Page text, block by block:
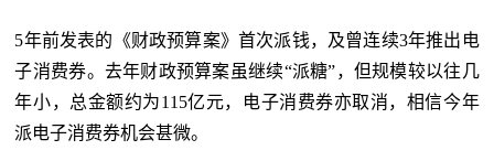
5年前发表的《财政预算案》首次派钱，及曾连续3年推出电
子消费券。去年财政预算案虽继续“派糖”，但规模较以往几
年小，总金额约为115亿元，电子消费券亦取消，相信今年
派电子消费券机会甚微。